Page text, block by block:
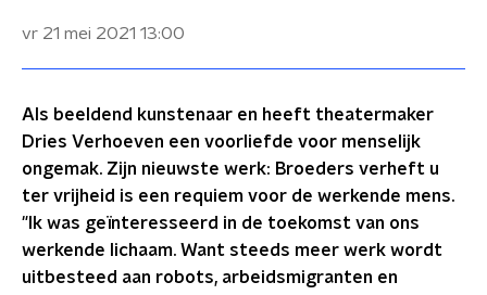
vr 21 mei 2021 13:00
Als beeldend kunstenaar en heeft theatermaker
Dries Verhoeven een voorliefde voor menselijk
ongemak. Zijn nieuwste werk: Broeders verheft u
ter vrijheid is een requiem voor de werkende mens.
"Ik was geïnteresseerd in de toekomst van ons
werkende lichaam. Want steeds meer werk wordt
uitbesteed aan robots, arbeidsmigranten en